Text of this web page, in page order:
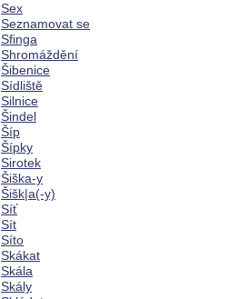
Sex
Seznamovat se
Sfinga
Shromáždění
Šibenice
Sídliště
Silnice
Šindel
Šíp
Šípky
Sirotek
Šiška-y
Šišk|a(-y)
Síť
Sít
Síto
Skákat
Skála
Skály